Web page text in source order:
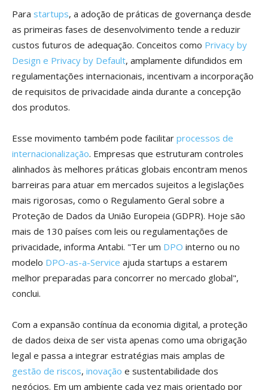
Para startups, a adoção de práticas de governança desde
as primeiras fases de desenvolvimento tende a reduzir
custos futuros de adequação. Conceitos como Privacy by
Design e Privacy by Default, amplamente difundidos em
regulamentações internacionais, incentivam a incorporação
de requisitos de privacidade ainda durante a concepção
dos produtos.
Esse movimento também pode facilitar processos de
internacionalização. Empresas que estruturam controles
alinhados às melhores práticas globais encontram menos
barreiras para atuar em mercados sujeitos a legislações
mais rigorosas, como o Regulamento Geral sobre a
Proteção de Dados da União Europeia (GDPR). Hoje são
mais de 130 países com leis ou regulamentações de
privacidade, informa Antabi. "Ter um DPO interno ou no
modelo DPO-as-a-Service ajuda startups a estarem
melhor preparadas para concorrer no mercado global",
conclui.
Com a expansão contínua da economia digital, a proteção
de dados deixa de ser vista apenas como uma obrigação
legal e passa a integrar estratégias mais amplas de
gestão de riscos, inovação e sustentabilidade dos
negócios. Em um ambiente cada vez mais orientado por